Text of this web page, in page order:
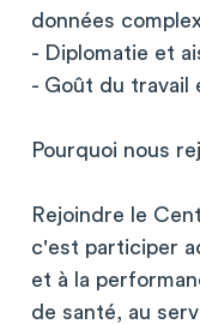
données
- Diplomatie et
- Goût du travail
Pourquoi nous
Rejoindre le
c'est participer
et à la
de santé, au